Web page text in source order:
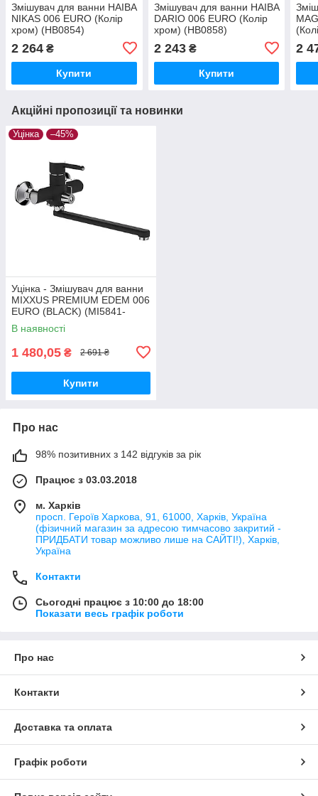
Змішувач для ванни HAIBA
NIKAS 006 EURO (Колір
хром) (HB0854)
2 264 ₴
Купити
Змішувач для ванни HAIBA
DARIO 006 EURO (Колір
хром) (HB0858)
2 243₴
Купити
2
Акційні пропозиції та новинки
Уцінка –45%
Уцінка - Змішувач для ванни
MIXXUS PREMIUM EDEM 006
EURO (BLACK) (MI5841-
20260622-8040)
В наявності
1 480,05 ₴ 2 691 ₴
Купити
Про нас
98% позитивних з 142 відгуків за рік
Працює з 03.03.2018
м. Харків
просп. Героїв Харкова, 91, 61000, Харків, Україна
(фізичний магазин за адресою тимчасово закритий -
ПРИДБАТИ товар можливо лише на САЙТІ!), Харків,
Україна
Контакти
Сьогодні працює з 10:00 до 18:00
Показати весь графік роботи
Про нас
Контакти
Доставка та оплата
Графік роботи